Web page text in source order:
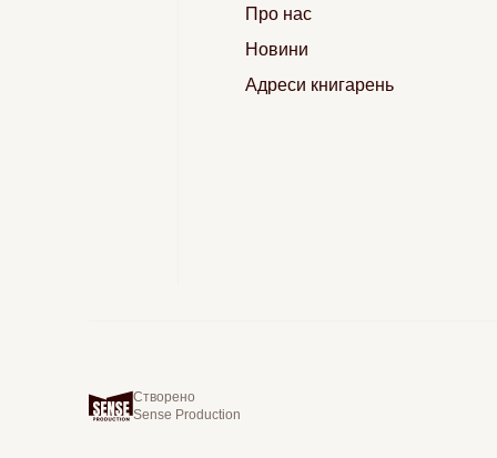
Про нас
Новини
Адреси книгарень
Створено
Sense Production